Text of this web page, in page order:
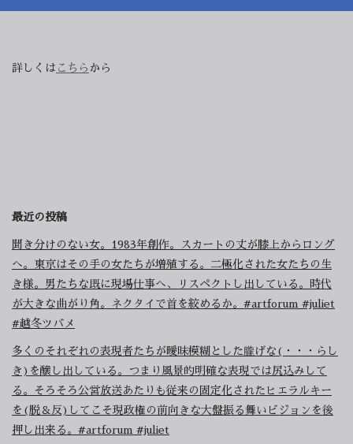
詳しくは こちら から
最近の投稿
聞き分けのない女。1983年創作。スカートの丈が膝上からロング
へ。東京はその手の女たちが増殖する。二極化された女たちの生
き様。男たちな既に現場仕事へ、リスペクトし出している。時代
が大きな曲がり角。ネクタイで首を絞めるか。#artforum #juliet
#越冬ツバメ
多くのそれぞれの表現者たちが曖昧模糊とした朧げな(・・・らし
き)を醸し出している。つまり風景的明確な表現では尻込みして
る。そろそろ公営放送あたりも従来の固定化されたヒエラルキー
を(脱＆反)してこそ現政権の前向きな大盤振る舞いビジョンを後
押し出来る。#artforum #juliet